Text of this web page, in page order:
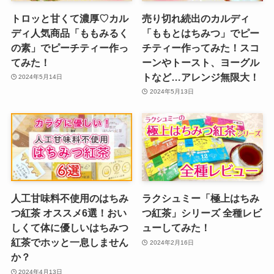
トロッと甘くて濃厚♡カル
ディ人気商品「ももみるく
の素」でピーチティー作っ
てみた！
2024年5月14日
売り切れ続出のカルディ
「ももとはちみつ」でピー
チティー作ってみた！スコ
ーンやトースト、ヨーグル
トなど…アレンジ無限大！
2024年5月13日
人工甘味料不使用のはちみ
つ紅茶 オススメ6選！おい
しくて体に優しいはちみつ
紅茶でホッと一息しません
か？
2024年4月13日
ラクシュミー「極上はちみ
つ紅茶」シリーズ 全種レビ
ューしてみた！
2024年2月16日